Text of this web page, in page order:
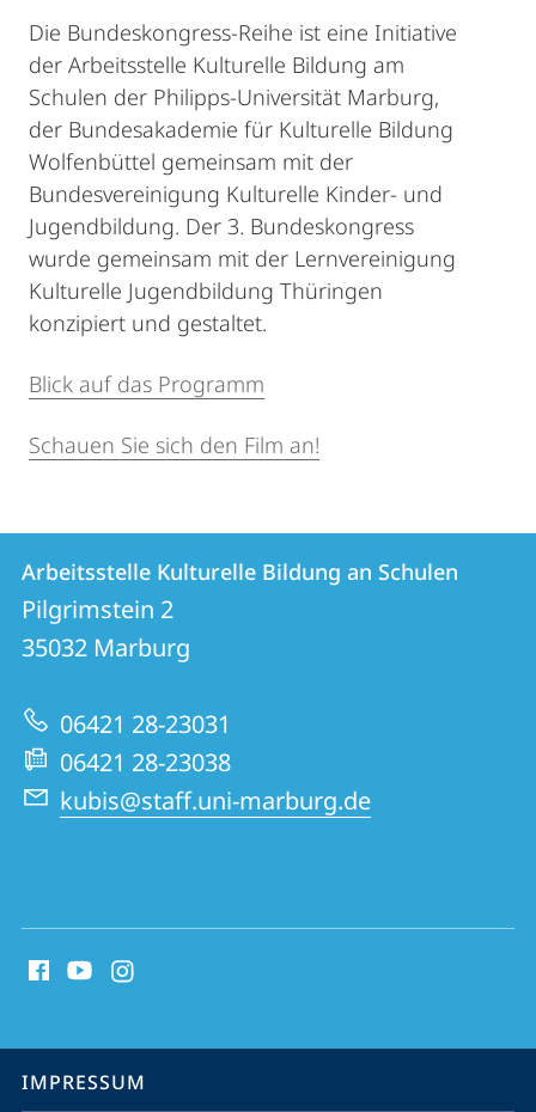
Die Bundeskongress-Reihe ist eine Initiative
der Arbeitsstelle Kulturelle Bildung am
Schulen der Philipps-Universität Marburg,
der Bundesakademie für Kulturelle Bildung
Wolfenbüttel gemeinsam mit der
Bundesvereinigung Kulturelle Kinder- und
Jugendbildung. Der 3. Bundeskongress
wurde gemeinsam mit der Lernvereinigung
Kulturelle Jugendbildung Thüringen
konzipiert und gestaltet.
Blick auf das Programm
Schauen Sie sich den Film an!
Kontakt
und
Informationen
zur
Website
Kontaktinformationen
Arbeitsstelle
Kulturelle
an
Schulen
Arbeitsstelle Kulturelle Bildung an Schulen
Pilgrimstein 2
35032 Marburg
06421 28-23031
06421 28-23038
kubis@staff.uni-marburg.de
Media
Service-
IMPRESSUM